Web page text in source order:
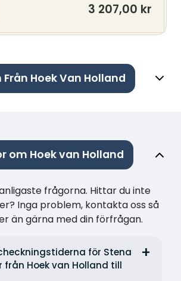
3 207,00 kr
Från Hoek Van Holland
om Hoek van Holland
frågorna. Hittar du inte
Inga problem, kontakta oss så
än gärna med din förfrågan.
för Stena
från Hoek van Holland till